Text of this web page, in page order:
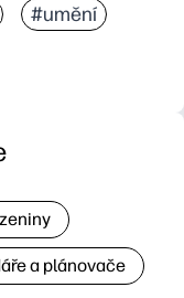
#umění
a plánovače